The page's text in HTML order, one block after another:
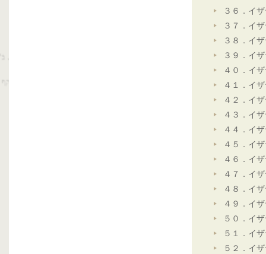
３６．イ
３７．イ
３８．イ
３９．イ
４０．イ
４１．イ
４２．イ
４３．イ
４４．イ
４５．イ
４６．イ
４７．イ
４８．イ
４９．イ
５０．イ
５１．イ
５２．イ